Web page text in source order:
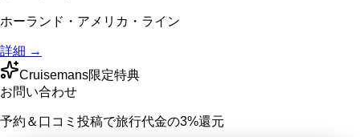
ホーランド・アメリカ・ライン
詳細 →
Cruisemans限定特典
お問い合わせ
予約＆口コミ投稿で旅行代金の3%還元